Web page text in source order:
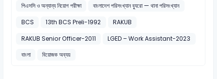
পিএসসি ও অন্যান্য নিয়োগ পরীক্ষা
বাংলাদেশ পরিসংখ্যান ব্যুরো — থানা পরিসংখ্যান
BCS
13th BCS Preli-1992
RAKUB
RAKUB Senior Officer-2011
LGED – Work Assistant-2023
বাংলা
বিয়োজক অব্যয়